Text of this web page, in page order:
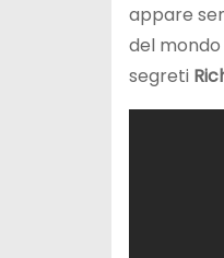
appare
del
segreti